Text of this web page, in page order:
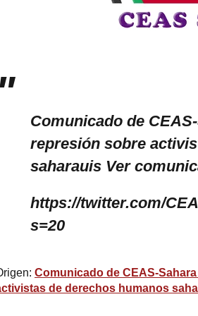
Comunicado de
represión sobre
saharauis Ver
https://twitter.com/
s=20
Comunicado de CEAS-
de derechos humanos